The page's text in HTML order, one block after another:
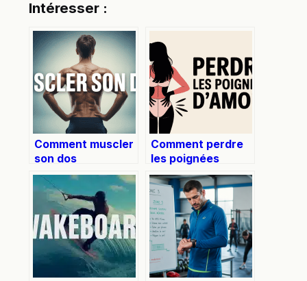
Intéresser :
Comment muscler
son dos
efficacement et
sans se blesser
Comment perdre
les poignées
d’amour
efficacement et
durablement